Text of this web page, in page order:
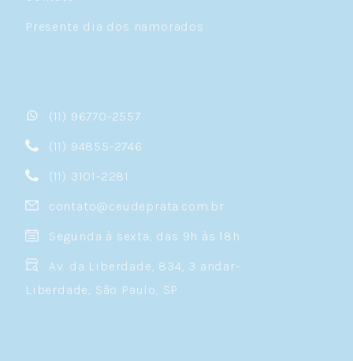
Presente dia dos namorados
(11) 96770-2557
(11) 94855-2746
(11) 3101-2281
contato@ceudeprata.com.br
Segunda à sexta, das 9h às 18h
Av. da Liberdade, 834, 3 andar-
Liberdade, São Paulo, SP